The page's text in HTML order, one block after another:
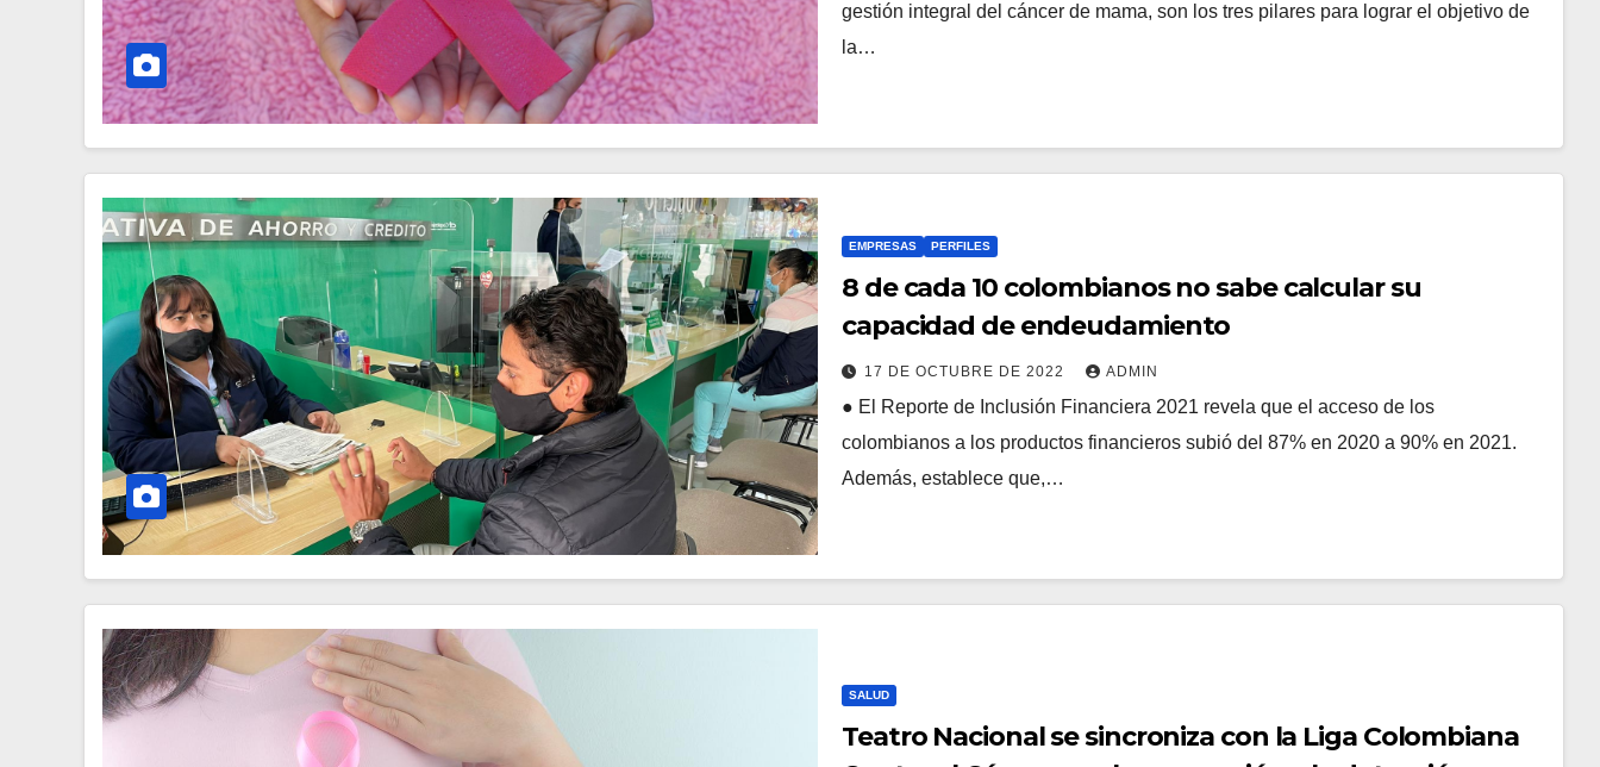
gestión integral del cáncer de mama, son los tres pilares para lograr el objetivo de
la…
EMPRESAS PERFILES
8 de cada 10 colombianos no sabe calcular su
capacidad de endeudamiento
17 DE OCTUBRE DE 2022 ADMIN
● El Reporte de Inclusión Financiera 2021 revela que el acceso de los
colombianos a los productos financieros subió del 87% en 2020 a 90% en 2021.
Además, establece que,…
SALUD
Teatro Nacional se sincroniza con la Liga Colombiana